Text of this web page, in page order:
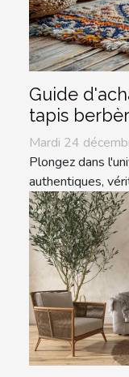
Guide
tapis
Mardi 24
Plongez dans
authentiques,